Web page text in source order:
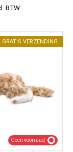
BTW
GRATIS VERZENDING
Geen voorraad